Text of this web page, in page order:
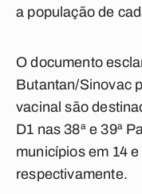
a população de
O documento
Butantan/Sinovac
vacinal são
D1 nas 38ª e 39ª
municípios em 14
respectivamente.